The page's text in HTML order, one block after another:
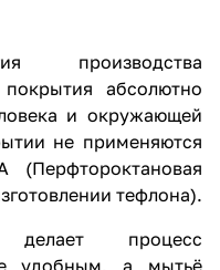
производства
абсолютно
и окружающей
не применяются
(Перфтороктановая
тефлона).
процесс
удобным, а мытьё